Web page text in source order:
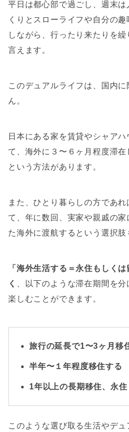
平日は都心部で過ごし、週末は
くりとスローライフや自分の
しながら、行ったり来たりを
言えます。
このデュアルライフは、国内
ん。
日本にある家を賃貸やシャア
て、海外に３〜６ヶ月程度滞
という方法があります。
また、ひとり暮らしの方であ
て、年に数回、実家や親戚の家
た海外に渡航するという選択肢
「海外生活する＝永住もしく
く
、以下のような滞在期間を
楽しむことができます。
旅行の延長で1〜3ヶ月移
半年〜１年程度移住する
1年以上の長期移住、永住
このような選び取る生活やデ